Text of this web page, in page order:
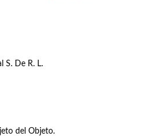
S. De R. L.
del Objeto.